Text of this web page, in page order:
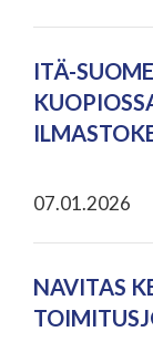
ITÄ-
07.01.2026
NAVITAS